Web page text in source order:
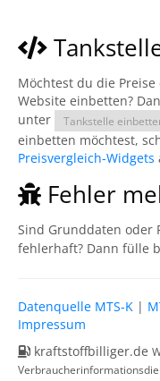
Möchtest du die
Website einbetten?
unter
Tankstelle
einbetten möchtest,
Preisvergleich-Widgets
Fehler
Sind Grunddaten oder
fehlerhaft? Dann fülle
Datenquelle MTS-K |
Impressum
kraftstoffbilliger.de